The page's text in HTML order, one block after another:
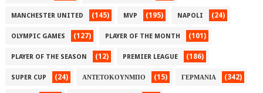
MANCHESTER UNITED (145) MVP (195) NAPOLI (24)
OLYMPIC GAMES (127) PLAYER OF THE MONTH (101)
PLAYER OF THE SEASON (12) PREMIER LEAGUE (186)
SUPER CUP (24) ΑΝΤΕΤΟΚΟΥΝΜΠΟ (15) ΓΕΡΜΑΝΙΑ (342)